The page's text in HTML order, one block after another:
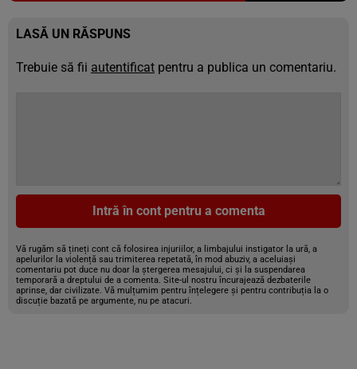
LASĂ UN RĂSPUNS
Trebuie să fii autentificat pentru a publica un comentariu.
Intră în cont pentru a comenta
Vă rugăm să țineți cont că folosirea injuriilor, a limbajului instigator la ură, a
apelurilor la violență sau trimiterea repetată, în mod abuziv, a aceluiași
comentariu pot duce nu doar la ștergerea mesajului, ci și la suspendarea
temporară a dreptului de a comenta. Site-ul nostru încurajează dezbaterile
aprinse, dar civilizate. Vă mulțumim pentru înțelegere și pentru contribuția la o
discuție bazată pe argumente, nu pe atacuri.